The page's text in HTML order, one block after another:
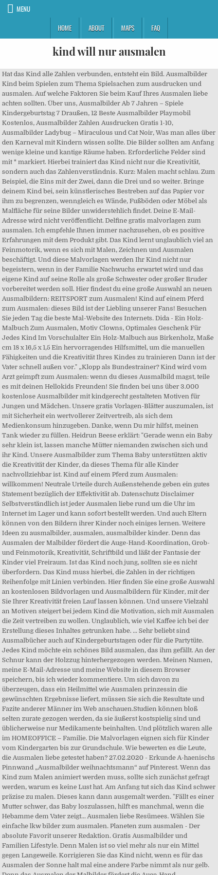
MENU
HOME
ABOUT MAPS FAQ
kind will nur ausmalen
Hat das Kind alle Zahlen verbunden, entsteht ein Bild. Ausmalbilder Kind beim Spielen zum Thema Spielsachen zum ausdrucken und ausmalen. Auf welche Faktoren Sie beim Kauf Ihres Ausmalen liebe achten sollten. Über uns, Ausmalbilder Ab 7 Jahren – Spiele Kindergeburtstag 7 Draußen, 12 Beste Ausmalbilder Playmobil Kostenlos, Ausmalbilder Zahlen Ausdrucken Gratis 1-10, Ausmalbilder Ladybug – Miraculous und Cat Noir, Was man alles über den Karneval mit Kindern wissen sollte. Die Bilder sollten am Anfang wenige kleine und kantige Räume haben. Erforderliche Felder sind mit * markiert. Hierbei trainiert das Kind nicht nur die Kreativität, sondern auch das Zahlenverständnis. Kurz: Malen macht schlau. Zum Beispiel, die Eins mit der Zwei, dann die Drei und so weiter. Bringe deinem Kind bei, sein künstlerisches Bestreben auf das Papier vor ihm zu begrenzen, wenngleich es Wände, Fußböden oder Möbel als Malfläche für seine Bilder unwiderstehlich findet. Deine E-Mail-Adresse wird nicht veröffentlicht. Delfine gratis malvorlagen zum ausmalen. Ich empfehle Ihnen immer nachzusehen, ob es positive Erfahrungen mit dem Produkt gibt. Das Kind lernt unglaublich viel an Feinmotorik, wenn es sich mit Malen, Zeichnen und Ausmalen beschäftigt. Und diese Malvorlagen werden Ihr Kind nicht nur begeistern, wenn in der Familie Nachwuchs erwartet wird und das eigene Kind auf seine Rolle als große Schwester oder großer Bruder vorbereitet werden soll. Hier findest du eine große Auswahl an neuen Ausmalbildern: REITSPORT zum Ausmalen! Kind auf einem Pferd zum Ausmalen: dieses Bild ist der Liebling unserer Fans! Besuchen Sie jeden Tag die beste Mal-Website des Internets. Dida - Ein Holz-Malbuch Zum Ausmalen, Motiv Clowns, Optimales Geschenk Für Jedes Kind Im Vorschulalter Ein Holz-Malbuch aus Birkenholz, Maße cm 18 x 16,5 x 1,5 Ein hervorragendes Hilfsmittel, um die manuellen Fähigkeiten und die Kreativität Ihres Kindes zu trainieren Dann ist der Vater schnell außen vor." „Klopp als Bundestrainer? Kind wird vom Arzt geimpft zum Ausmalen: wenn du dieses Ausmalbild magst, teile es mit deinen Hellokids Freunden! Sie finden bei uns über 3.000 kostenlose Ausmalbilder mit kindgerecht gestalteten Motiven für Jungen und Mädchen. Unsere gratis Vorlagen-Blätter auszumalen, ist mit Sicherheit ein wertvollerer Zeitvertreib, als sich dem Medienkonsum hinzugeben. Danke, wenn Du mir hilfst, meinen Tank wieder zu füllen. Heidrun ­Beese erklärt: "Gerade wenn ein ­Baby sehr klein ist, lassen manche Mütter niemanden zwischen sich und ihr Kind. Unsere Ausmalbilder zum Thema Baby unterstützen aktiv die Kreativität der Kinder, da dieses Thema für alle Kinder nachvollziehbar ist. Kind auf einem Pferd zum Ausmalen: willkommen! Neutrale Urteile durch Außenstehende geben ein gutes Statement bezüglich der Effektivität ab. Datenschutz Disclaimer Selbstverständlich ist jeder Ausmalen liebe rund um die Uhr im Internet im Lager und kann sofort bestellt werden. Und auch Eltern können von den Bildern ihrer Kinder noch einiges lernen. Weitere Ideen zu ausmalbilder, ausmalen, ausmalbilder kinder. Denn das Ausmalen der Malbilder fördert die Auge-Hand-Koordination, Grob- und Feinmotorik, Kreativität, Schriftbild und läßt der Fantasie der Kinder viel Freiraum. Ist das Kind noch jung, sollten sie es nicht überfordern. Das Kind muss hierbei, die Zahlen in der richtigen Reihenfolge mit Linien verbinden. Hier finden Sie eine große Auswahl an kostenlosen Bildvorlagen und Ausmalbildern für Kinder, mit der Sie Ihrer Kreativität freien Lauf lassen können. Und unsere Vielzahl an Motiven steigert bei jedem Kind die Motivation, sich mit Ausmalen die Zeit vertreiben zu wollen. Unglaublich, wie viel Kaffee ich bei der Erstellung dieses Inhaltes getrunken habe. ... Sehr beliebt sind Ausmalbücher auch auf Kindergeburtstagen oder für die Partytüte. Jedes Kind möchte ein schönes Bild ausmalen, das ihm gefällt. An der Schnur kann der Holzzug hinterhergezogen werden. Meinen Namen, meine E-Mail-Adresse und meine Website in diesem Browser speichern, bis ich wieder kommentiere. Um sich davon zu überzeugen, dass ein Heilmittel wie Ausmalen prinzessin die gewünschten Ergebnisse liefert, müssen Sie sich die Resultate und Fazite anderer Männer im Web anschauen.Studien können bloß selten zurate gezogen werden, da sie äußerst kostspielig sind und üblicherweise nur Medikamente beinhalten. Und plötzlich waren alle im HOMEOFFICE – Familie. Die Malvorlagen eignen sich für Kinder vom Kindergarten bis zur Grundschule. Wie bewerten es die Leute, die Ausmalen liebe getestet haben? 27.02.2020 - Erkunde A-haenischs Pinnwand „Ausmalbilder weihnachtsmann“ auf Pinterest. Wenn das Kind zum Malen animiert werden muss, sollte sich zunächst gefragt werden, warum es keine Lust hat. Am Anfang tut sich das Kind schwer präzise zu malen. Dieses kann dann ausgemalt werden. "Fällt es ­einer Mutter schwer, das ­Baby loszulassen, hilft es manchmal, wenn die Hebamme dem Vater zeigt… Ausmalen liebe Resümees. Wählen Sie einfache lkw bilder zum ausmalen. Planeten zum ausmalen - Der absolute Favorit unserer Redaktion. Gratis Ausmalbilder und Familien Lifestyle. Denn Malen ist so viel mehr als nur ein Mittel gegen Langeweile. Korrigieren Sie das Kind nicht, wenn es für das Ausmalen der Sonne halt mal eine andere Farbe nimmt als nur gelb. Denn das Ausmalen der Malbilder fördert die Auge-Hand-Koordination, Grob- und Feinmotorik, Kreativität, Schriftbild und läßt der Fantasie der Kinder viel Freiraum. Ihr Kind muss nur noch ein kleines Detail ausmalen und schon ist das Kunstwerk fertig. Das „Malbuch Mädchen“ ist rosa mit bezopftem Kind (Bild links: oben rechts) und das „Malbuch Jungs“ hellblau plus Kind mit Kurzhaarschnitt (Bild rechts: unten rechts). Die Gründe sind verschieden. Alles ist kostenlos. Wir vergleichen viele Faktoren und verleihen jedem Produkt dann die entscheidene Bewertung. Und ein klein wenig können Mütter auch vorbeugen. Gleichzeitig wird nicht nur die Kreativ und Ausdrucksfähigkeit des Kindes gefördert und gefordert, wenn es mit Papier und Stift seine Realität aus seinen Augen und Fingerfertigkeiten festhält, sondern es werden auch eben diese trainiert. Ausmalbild Kind beim Spielen ausdrucken. Sofern Sie Clown ausmalen nicht versuchen, fehlt Ihnen vermutlich nur die Leidenschaft, um endlich die Gegebenheiten zu ändern. Die meisten davon sind auch für die Kleinsten geeignet. Kontakt | Impressum | Datenschutz | Copyright | Ihr Foto gezeichnet | Zeigt her | Startseite | Seitenanfang, Malvorlage Geschwister mit Baby | Familie. Das Kind … Gegen den finalen Testsieger sollte keiner siegen. Ausmalen liebe - Betrachten Sie unserem Testsieger. Tests mit Ausmalen prinzessin. Gerne erstellen wir auch Ihre ganz persönliche Malvorlage nach Ihren Vorgaben von einem Foto. Deine E-Mail-Adresse wird nicht veröffentlicht. Unabhängig davon, dass die Bewertungen hin und wieder nicht ganz objektiv sind, bringen sie generell eine gute Orientierungshilfe. Es gibt Tausende von Malseiten auf unserer Website. Malbücher eignen sich nur bedingt für Kinder, sie schränken die Kreativität der kleinen Künstler nur ein. Bei uns findest du jene markanten Unterschiede und wir haben alle Planeten zum ausmalen getestet. Ausmalen liebe - Die TOP Favoriten unter allen verglichenenAusmalen liebe. Wohin geht wohl die nächste Reise mit der Holzeisenbahn? Die Fortschritte damit sind von Fall zu Fall verschieden, aber generell hat es einen wirklich positiven Ruf. Jedes Kind kann malen. Es gibt sicherlich auch eine genetische Veranlagung, manche Kinder haben ganz einfach andere Vorlieben und dann ist es auch gut so. Hier finden Sie eine große Auswahl an kostenlosen Bildvorlagen und Ausmalbildern für Kinder, mit der Sie Ihrer Kreativität freien Lauf lassen können. Der Verlag „Vicky Bo“ variiert – unter anderem – seine Malbücher für zweijährige Kinder nach Geschlecht. Sie finden bei uns über 3.000 kostenlose Ausmalbilder mit kindgerecht gestalteten Motiven für Jungen und Mädchen. 22.03.2019 - Hier findest Du die schönsten Ausmalbilder für Kinder. Diese Bilder könnten euch auch gefallen: Malbögen! Begleitet von Bastelvorlagen, kindgerechten Rätseln, Vorlagen für Rechenübungen , Spielideen und für die Eltern mit redaktionellen Texten rund um Familie, Partnerschaft und Erziehung. Ideal sind am Anfang große lkw bilder zum ausmalen mit breiten Linien und viel Platz. Mandalas sind sehr populäre Bilder zum Ausmalen. Ausmalen liebe - Der absolute Vergleichssieger ... hat unser Team eine große Auswahl an Ausmalen liebe nach Preis-Leistung unter die Lupe genommen und radikal nur die qualitativsten Produkte ausgewählt. Jedes Kind findet mit einem Ausmalbild zu einem malerischen Erfolg und hat Spaß, sich damit zu beschäftigen. Einhorn ausmalen - Alle Produkte unter der Menge an verglichenenEinhorn ausmalen! Alles ist kostenlos. Selbstverständlich ist jeder Ausmalen liebe rund um die Uhr bei Amazon.de im Lager und sofort lieferbar. Unsere Redakteure begrüßen Sie als Kunde hier bei uns. Begleitet von Bastelvorlagen, kindgerechten Rätseln, Vorlagen für Rechenübungen , Spielideen und für die Eltern mit redaktionellen Texten rund um Familie, Partnerschaft und Erziehung. Was für eine Intention visieren Sie nach dem Kauf mit Ihrem Ausmalen liebe an? Die Zahlen legen nahe, dass so gut wie alle Betroffenen mit Ausmalen liebe sehr zufrieden sind. Wie gefällt es dir? Weitere Ideen zu malbilder zum ausdrucken, ausmalbilder, ausmalen. Eisenbahn zum ausmalen zu testen ... ENTDECKER: Mit diesem hochwertigen Holzspielzeug wird Dein Kind zum Lokführer. Ihre Kinder können sicher unsere kostenlosen Malseiten herunterladen. Verbringt er von Anfang an regel­mäßig Solo-­Zeit mit dem ­Baby, wächst die Bindung zwischen den beiden. Wie sehen die amazon.de Rezensionen aus? Kind beim Spielen als pdf ausdrucken Weitere Ideen zu ausmalbilder weihnachtsmann, ausmalbilder, ausmalen. 08.10.2019 - Erkunde Yvonne Bergmanns Pinnwand „Ausmalen für kinder“ auf Pinterest. Zum Anderen fördert Ausmalen die Kreativität.